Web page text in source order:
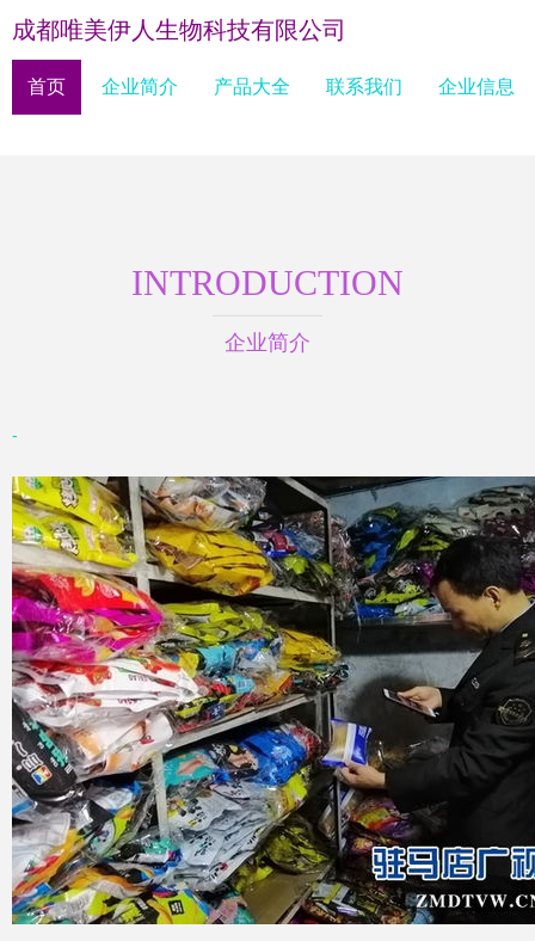
成都唯美伊人生物科技有限公司
首页 企业简介 产品大全 联系我们 企业信息
INTRODUCTION
企业简介
-